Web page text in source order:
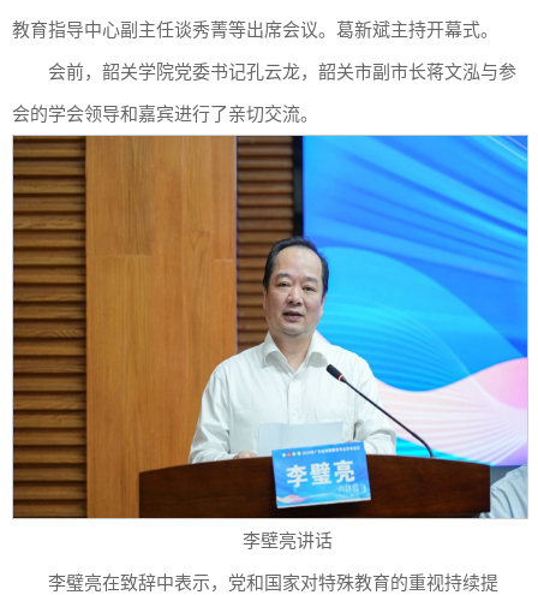
教育指导中心副主任谈秀菁等出席会议。葛新斌主持开幕式。
会前，韶关学院党委书记孔云龙，韶关市副市长蒋文泓与参
会的学会领导和嘉宾进行了亲切交流。
李壁亮讲话
李璧亮在致辞中表示，党和国家对特殊教育的重视持续提